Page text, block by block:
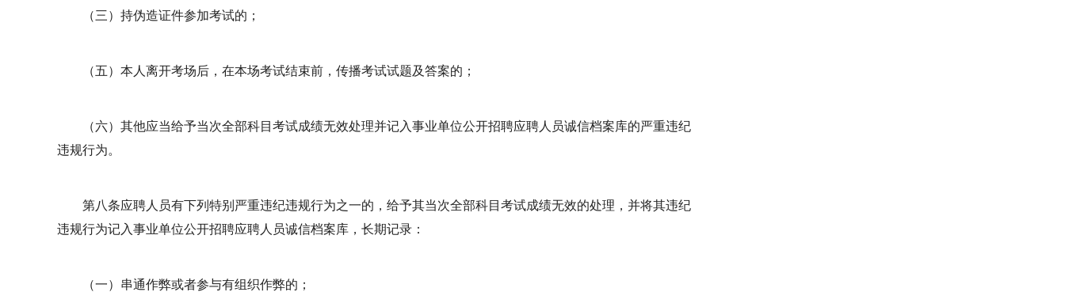
（三）持伪造证件参加考试的；
（五）本人离开考场后，在本场考试结束前，传播考试试题及答案的；
（六）其他应当给予当次全部科目考试成绩无效处理并记入事业单位公开招聘应聘人员诚信档案库的严重违纪
违规行为。
第八条应聘人员有下列特别严重违纪违规行为之一的，给予其当次全部科目考试成绩无效的处理，并将其违纪
违规行为记入事业单位公开招聘应聘人员诚信档案库，长期记录：
（一）串通作弊或者参与有组织作弊的；